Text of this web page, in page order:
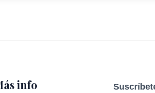
info